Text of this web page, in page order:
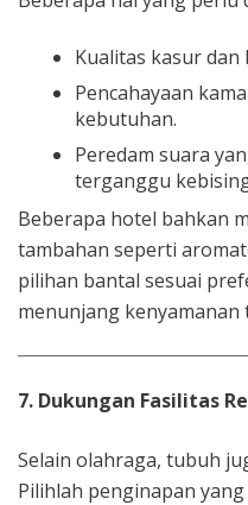
Kualitas kasur
Pencahayaan
kebutuhan.
Peredam suara
terganggu
Beberapa hotel bahkan
tambahan seperti
pilihan bantal sesuai
menunjang kenyamanan
7. Dukungan Fasilitas
Selain olahraga, tubuh
Pilihlah penginapan